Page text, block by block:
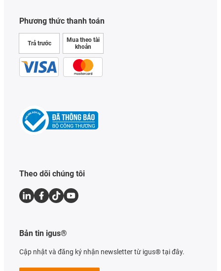
Phương thức thanh toán
Trả trước
Mua theo tài
khoản
Theo dõi chúng tôi
Bản tin igus®
Cập nhật và đăng ký nhận newsletter từ igus® tại đây.